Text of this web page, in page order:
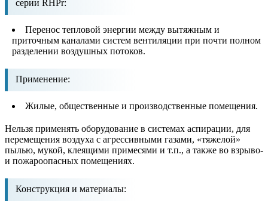
серии RHPr:
Перенос тепловой энергии между вытяжным и
приточным каналами систем вентиляции при почти полном
разделении воздушных потоков.
Применение:
Жилые, общественные и производственные помещения.
Нельзя применять оборудование в системах аспирации, для
перемещения воздуха с агрессивными газами, «тяжелой»
пылью, мукой, клеящими примесями и т.п., а также во взрыво-
и пожароопасных помещениях.
Конструкция и материалы: